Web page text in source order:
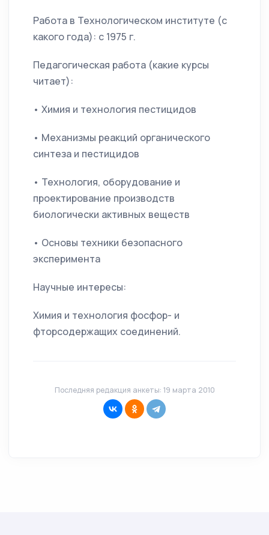
Работа в Технологическом институте (с
какого года): с 1975 г.
Педагогическая работа (какие курсы
читает):
• Химия и технология пестицидов
• Механизмы реакций органического
синтеза и пестицидов
• Технология, оборудование и
проектирование производств
биологически активных веществ
• Основы техники безопасного
эксперимента
Научные интересы:
Химия и технология фосфор- и
фторсодержащих соединений.
Последняя редакция анкеты: 19 марта 2010